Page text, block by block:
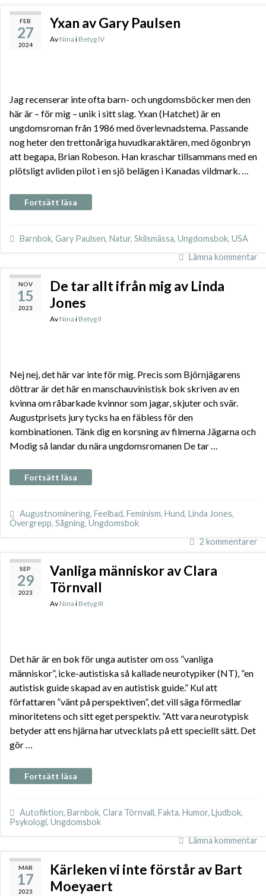
FEB
27
2024
Yxan av Gary Paulsen
Av Nina i Betyg IV
Jag recenserar inte ofta barn- och ungdomsböcker men den
här är – för mig – unik i sitt slag. Yxan (Hatchet) är en
ungdomsroman från 1986 med överlevnadstema. Passande
nog heter den trettonåriga huvudkaraktären, med ögonbryn
att begapa, Brian Robeson. Han kraschar tillsammans med en
plötsligt avliden pilot i en sjö belägen i Kanadas vildmark. …
Fortsätt läsa
Barnbok, Gary Paulsen, Natur, Skilsmässa, Ungdomsbok, USA
Lämna kommentar
NOV
15
2023
De tar allt ifrån mig av Linda
Jones
Av Nina i Betyg II
Nej nej, det här var inte för mig. Precis som Björnjägarens
döttrar är det här en manschauvinistisk bok skriven av en
kvinna om råbarkade kvinnor som jagar, skjuter och svär.
Augustprisets jury tycks ha en fäbless för den
kombinationen. Tänk dig en korsning av filmerna Jägarna och
Modig så landar du nära ungdomsromanen De tar …
Fortsätt läsa
Augustnominering, Feelbad, Feminism, Hund, Linda Jones,
Övergrepp, Sågning, Ungdomsbok
2 kommentarer
SEP
29
2023
Vanliga människor av Clara
Törnvall
Av Nina i Betyg III
Det här är en bok för unga autister om oss ”vanliga
människor”, icke-autistiska så kallade neurotypiker (NT), ”en
autistisk guide skapad av en autistisk guide.” Kul att
författaren ”vänt på perspektiven”, det vill säga förmedlar
minoritetens och sitt eget perspektiv. ”Att vara neurotypisk
betyder att ens hjärna har utvecklats på ett speciellt sätt. Det
gör …
Fortsätt läsa
Autofiktion, Barnbok, Clara Törnvall, Fakta, Humor, Ljudbok,
Psykologi, Ungdomsbok
Lämna kommentar
MAR
17
2023
Kärleken vi inte förstår av Bart
Moeyaert